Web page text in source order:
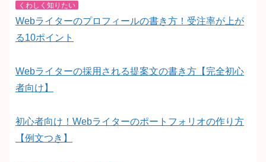
くわしく知りたい
Webライターのプロフィールの書き方！受注率が上が
る10ポイント
Webライターの採用される提案文の書き方【完全初心
者向け】
初心者向け！Webライターのポートフォリオの作り方
【例文つき】